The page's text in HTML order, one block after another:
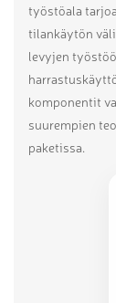
työstöala
tilankäytön
levyjen
komponentit
suurempien
paketissa.